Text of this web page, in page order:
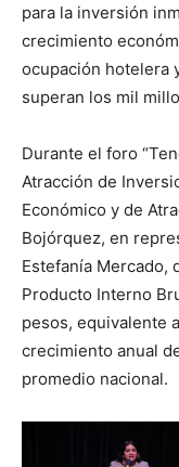
para la inversión
crecimiento
ocupación hotelera
superan los mil
Durante el foro
Atracción de
Económico y de
Bojórquez, en
Estefanía Mercado,
Producto Interno
pesos, equivalente
crecimiento anual
promedio nacional.